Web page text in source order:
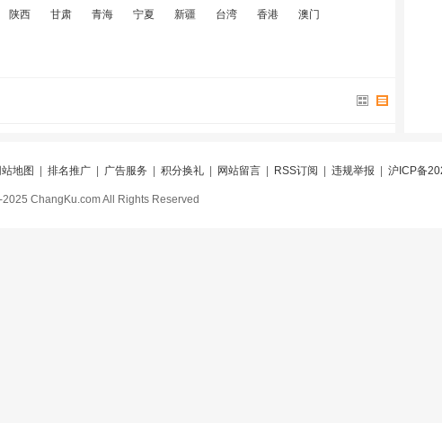
陕西 甘肃 青海 宁夏 新疆 台湾 香港 澳门
站地图 排名推广| 广告服务 积分换礼| 网站留言| RSS订阅 违规举报 沪ICP备
ChangKu.com All Rights Reserved